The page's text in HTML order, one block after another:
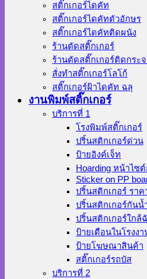
สติ๊กเกอร์ไดคัท
สติ๊กเกอร์ไดคัทตัวอักษร
สติ๊กเกอร์ไดคัทติดผนัง
ร้านตัดสติ๊กเกอร์
ร้านตัดสติ๊กเกอร์ติดกระ
สั่งทําสติ๊กเกอร์โลโก้
สติ๊กเกอร์ฝ้าไดคัท ฉลุ
งานพิมพ์สติ๊กเกอร์
บริการที่ 1
โรงพิมพ์สติ๊กเกอร์
ปริ้นสติกเกอร์ด่วน
ป้ายอิงค์เจ็ท
Hoarding หน้าไซ
Sticker on PP
ปริ้นสติกเกอร์ ราค
ปริ้นสติกเกอร์กันน้
ปริ้นสติกเกอร์ใกล้
ป้ายเตือนในโรงงา
ป้ายโฆษณาสินค้า
สติ๊กเกอร์รถบัส
บริการที่ 2